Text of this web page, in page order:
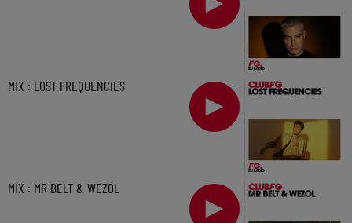
MIX : LOST FREQUENCIES
MIX : MR BELT & WEZOL